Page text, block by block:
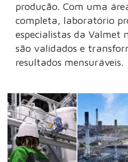
produção. Com uma
completa, laboratório
especialistas da Valmet
são validados e
resultados mensuráveis.